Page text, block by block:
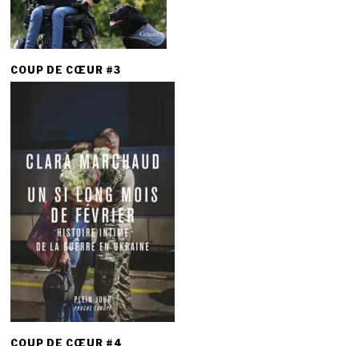
COUP DE CŒUR #3
COUP DE CŒUR #4